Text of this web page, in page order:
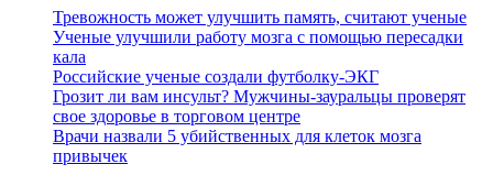
Тревожность может улучшить память, считают ученые
Ученые улучшили работу мозга с помощью пересадки
кала
Российские ученые создали футболку-ЭКГ
Грозит ли вам инсульт? Мужчины-зауральцы проверят
свое здоровье в торговом центре
Врачи назвали 5 убийственных для клеток мозга
привычек